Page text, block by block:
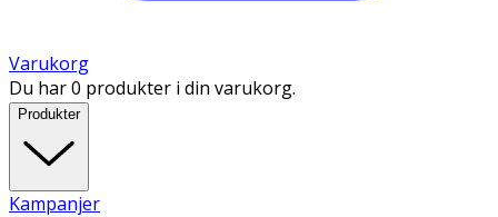
Varukorg
Du har 0 produkter i din varukorg.
Produkter
Kampanjer